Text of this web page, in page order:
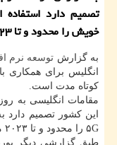
خویش را محدود و تا ۲۰۲۳ آنها را حذف كند.
به گزارش توسعه نرم
انگلیس برای همکاری
کوتاه مدت است.
مقامات انگلیسی به
این کشور تصمیم دارد
۵G را محدود و تا ۲۰۲۳ میلادی آنها را حذف کند.
طبق گزارشی دیگر